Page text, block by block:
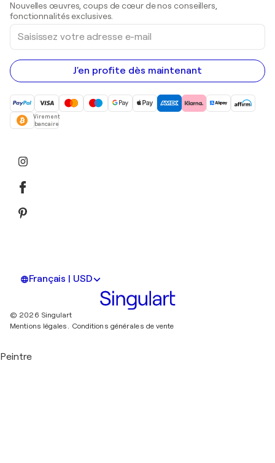
Peintures acryliques
Nouvelles œuvres, coups de cœur de nos conseillers,
fonctionnalités exclusives.
Saisissez
votre
adresse
e-
mail
J'en profite dès maintenant
Virement
bancaire
Français | USD
© 2026 Singulart
Mentions légales. Conditions générales de vente
Peintre